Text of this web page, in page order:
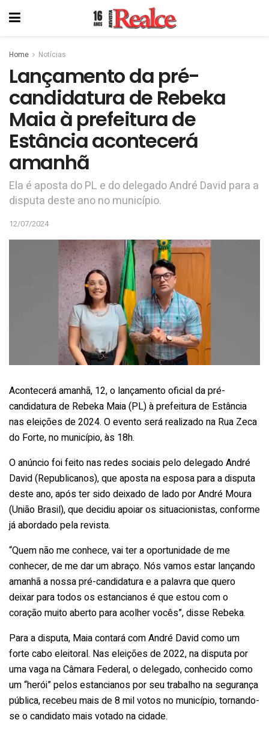
Home Notícias
Lançamento da pré-
candidatura de Rebeka
Maia à prefeitura de
Estância acontecerá
amanhã
Ela é aposta do PL e do delegado André David para a
disputa deste ano no município.
12/07/2024
Acontecerá amanhã, 12, o lançamento oficial da pré-
candidatura de Rebeka Maia (PL) à prefeitura de Estância
nas eleições de 2024. O evento será realizado na Rua Zeca
do Forte, no município, às 18h.
O anúncio foi feito nas redes sociais pelo delegado André
David (Republicanos), que aposta na esposa para a disputa
deste ano, após ter sido deixado de lado por André Moura
(União Brasil), que decidiu apoiar os situacionistas, conforme
já abordado pela revista.
“Quem não me conhece, vai ter a oportunidade de me
conhecer, de me dar um abraço. Nós vamos estar lançando
amanhã a nossa pré-candidatura e a palavra que quero
deixar para todos os estancianos é que estou com o
coração muito aberto para acolher vocês”, disse Rebeka.
Para a disputa, Maia contará com André David como um
forte cabo eleitoral. Nas eleições de 2022, na disputa por
uma vaga na Câmara Federal, o delegado, conhecido como
um “herói” pelos estancianos por seu trabalho na segurança
pública, recebeu mais de 8 mil votos no município, tornando-
se o candidato mais votado na cidade.